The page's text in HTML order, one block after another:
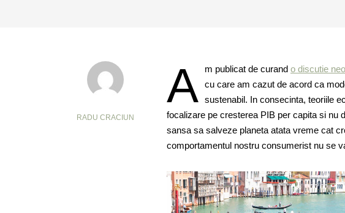
RADU CRACIUN
A m publicat de curand o discutie
cu care am cazut de acord ca
sustenabil. In consecinta, teoriile
focalizare pe cresterea PIB per capita si nu
sansa sa salveze planeta atata vreme cat
comportamentul nostru consumerist nu se